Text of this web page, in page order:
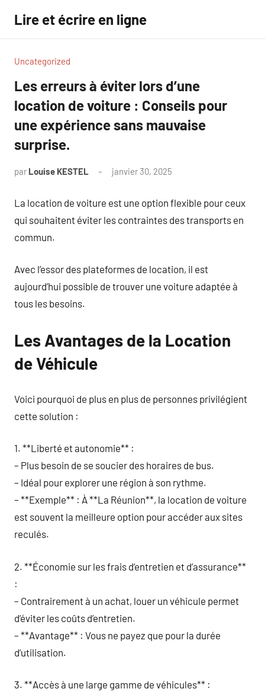
contenu
Lire et écrire en ligne
Uncategorized
Les erreurs à éviter lors d’une
location de voiture : Conseils pour
une expérience sans mauvaise
surprise.
par Louise KESTEL janvier 30, 2025
La location de voiture est une option flexible pour ceux
qui souhaitent éviter les contraintes des transports en
commun.
Avec l’essor des plateformes de location, il est
aujourd’hui possible de trouver une voiture adaptée à
tous les besoins.
Les Avantages de la Location
de Véhicule
Voici pourquoi de plus en plus de personnes privilégient
cette solution :
1. **Liberté et autonomie** :
– Plus besoin de se soucier des horaires de bus.
– Idéal pour explorer une région à son rythme.
– **Exemple** : À **La Réunion**, la location de voiture
est souvent la meilleure option pour accéder aux sites
reculés.
2. **Économie sur les frais d’entretien et d’assurance**
:
– Contrairement à un achat, louer un véhicule permet
d’éviter les coûts d’entretien.
– **Avantage** : Vous ne payez que pour la durée
d’utilisation.
3. **Accès à une large gamme de véhicules** :